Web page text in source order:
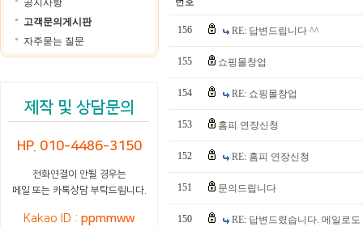
공지사항
고객문의게시판
자주묻는 질문
제작 및 상담문의
HP. 010-4486-3150
전화연결이 안될 경우는
메일 또는 카톡상담 부탁드립니다.
Kakao ID :ppmmww
156 RE: 답변드립니다 ^^
155 쇼핑몰창업
154 RE: 쇼핑몰창업
153 홈피 연장신청
152 RE: 홈피 연장신청
151 문의드립니다
150 RE: 답변드렸습니다. 메일로